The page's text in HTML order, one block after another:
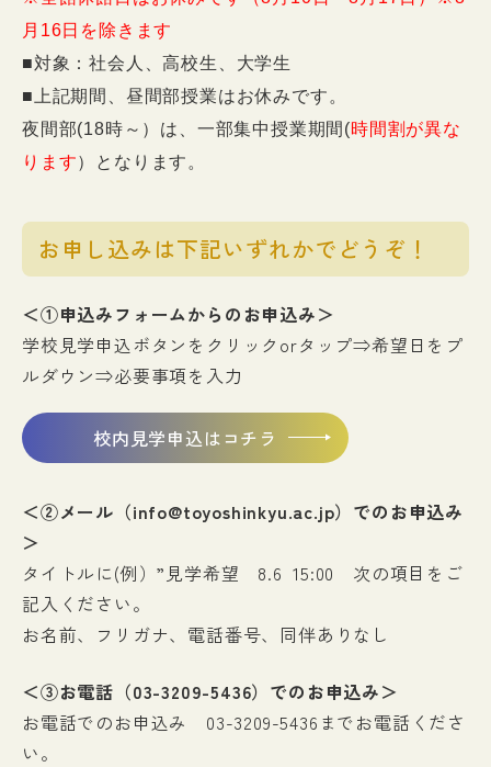
月16日を除きます
■対象：社会人、高校生、大学生
■上記期間、昼間部授業はお休みです。
夜間部(18時～）は、一部集中授業期間(時間割が異な
ります）となります。
お申し込みは下記いずれかでどうぞ！
＜①申込みフォームからのお申込み＞
学校見学申込ボタンをクリックorタップ⇒希望日をプ
ルダウン⇒必要事項を入力
校内見学申込はコチラ
＜②メール（info@toyoshinkyu.ac.jp）でのお申込み
＞
タイトルに(例）”見学希望 8.6 15:00 次の項目をご
記入ください。
お名前、フリガナ、電話番号、同伴ありなし
＜③お電話（03-3209-5436）でのお申込み＞
お電話でのお申込み 03-3209-5436までお電話くださ
い。